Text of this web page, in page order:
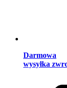
Darmowa
wysyłka